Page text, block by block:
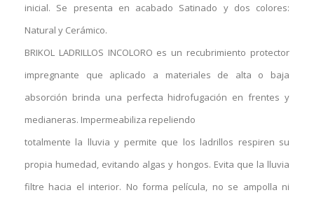
inicial. Se presenta en acabado Satinado y dos colores:
Natural y Cerámico.
BRIKOL LADRILLOS INCOLORO es un recubrimiento protector
impregnante que aplicado a materiales de alta o baja
absorción brinda una perfecta hidrofugación en frentes y
medianeras. Impermeabiliza repeliendo
totalmente la lluvia y permite que los ladrillos respiren su
propia humedad, evitando algas y hongos. Evita que la lluvia
filtre hacia el interior. No forma película, no se ampolla ni